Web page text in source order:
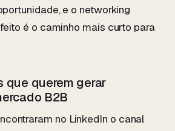
e o networking
é o caminho mais curto para
que querem gerar
B2B
no LinkedIn o canal